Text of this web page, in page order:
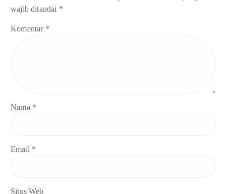
wajib ditandai *
Komentar *
Nama *
Email *
Situs Web